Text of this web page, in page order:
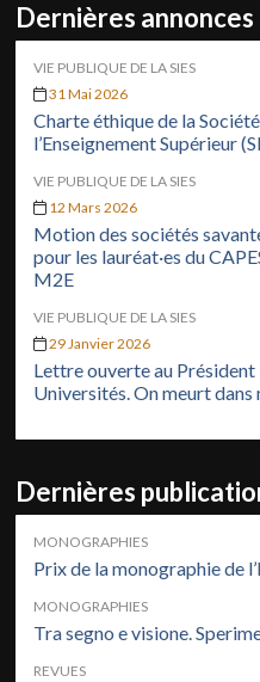
Dernières annonces
VIE PUBLIQUE DE LA SIES
31 Mai 2026
Charte éthique de la
l’Enseignement Supérieur
VIE PUBLIQUE DE LA SIES
12 Mars 2026
Motion des sociétés
pour les lauréat·es du
M2E
VIE PUBLIQUE DE LA SIES
29 Janvier 2026
Lettre ouverte au Président
Universités. On meurt dans
Dernières
MONOGRAPHIES
Prix de la monographie de
MONOGRAPHIES
Tra segno e visione.
REVUES